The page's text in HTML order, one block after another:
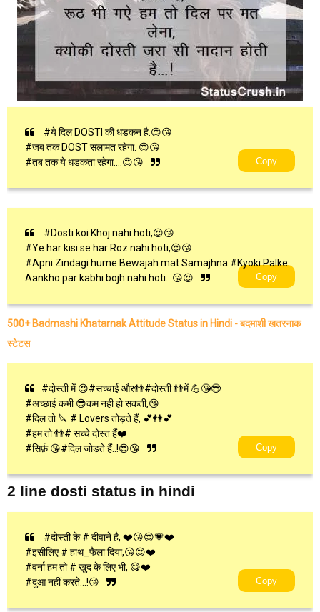
#ये दिल DOSTI की धडकन है.😍😘
#जब तक DOST सलामत रहेगा. 😍😘
#तब तक ये धडकता रहेगा….😍😘
Copy
#Dosti koi Khoj nahi hoti,😍😘
#Ye har kisi se har Roz nahi hoti,😍😘
#Apni Zindagi hume Bewajah mat Samajhna #Kyoki Palke
Aankho par kabhi bojh nahi hoti...😘😍
Copy
500+ Badmashi Khatarnak Attitude Status in Hindi - बदमाशी खतरनाक
स्टेटस
#दोस्ती में 😍#सच्चाई और👬#दोस्ती 👬में 💪😘😍
#अच्छाई कभी 😎कम नही हो सकती,😘
#दिल तो 🔪 # Lovers तोड़ते हैं, 💕👫💕
#हम तो 👬# सच्चे दोस्त हैं❤️
#सिर्फ़ 😘#दिल जोड़ते हैं..!😍😘
Copy
2 line dosti status in hindi
#दोस्ती के # दीवाने है, ❤️😘😍💗❤️
#इसीलिए # हाथ_फैला दिया,😘😍❤️
#वर्ना हम तो # खुद के लिए भी, 😋❤️
#दुआ नहीं करते...!😘
Copy